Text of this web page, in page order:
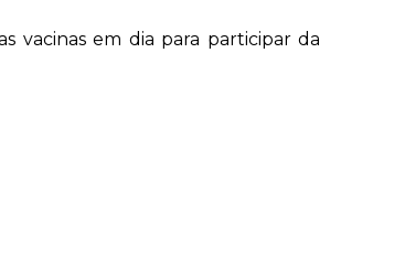
vacinas em dia para participar da